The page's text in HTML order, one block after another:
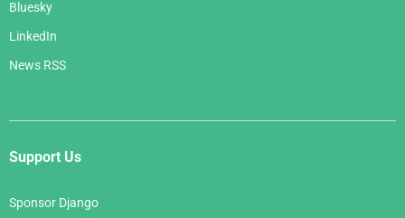
Bluesky
LinkedIn
News RSS
Support Us
Sponsor Django